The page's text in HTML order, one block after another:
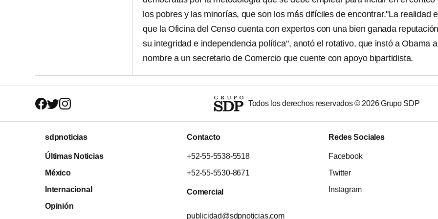
los pobres y las minorías, que son los más difíciles de encontrar."La realidad
que la Oficina del Censo cuenta con expertos con una bien ganada
su integridad e independencia política", anotó el rotativo, que instó a Obama
nombre a un secretario de Comercio que cuente con apoyo bipartidista.
Todos los derechos reservados © 2026Grupo SDP
sdpnoticias
Últimas Noticias
México
Internacional
Opinión
Contacto
+52-55-5538-5518
+52-55-5530-8671
Comercial
publicidad@sdpnoticias.com
Redes Sociales
Facebook
Twitter
Instagram